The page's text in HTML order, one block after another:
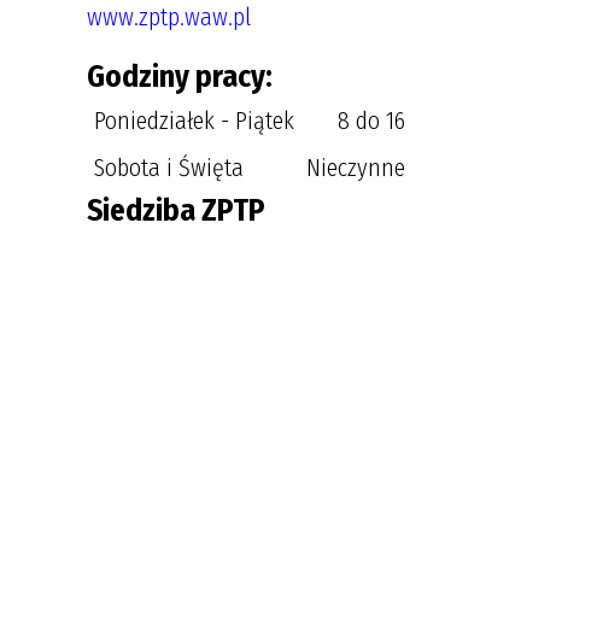
www.zptp.waw.pl
Godziny pracy:
Poniedziałek - Piątek
8 do 16
Sobota i Święta
Nieczynne
Siedziba ZPTP